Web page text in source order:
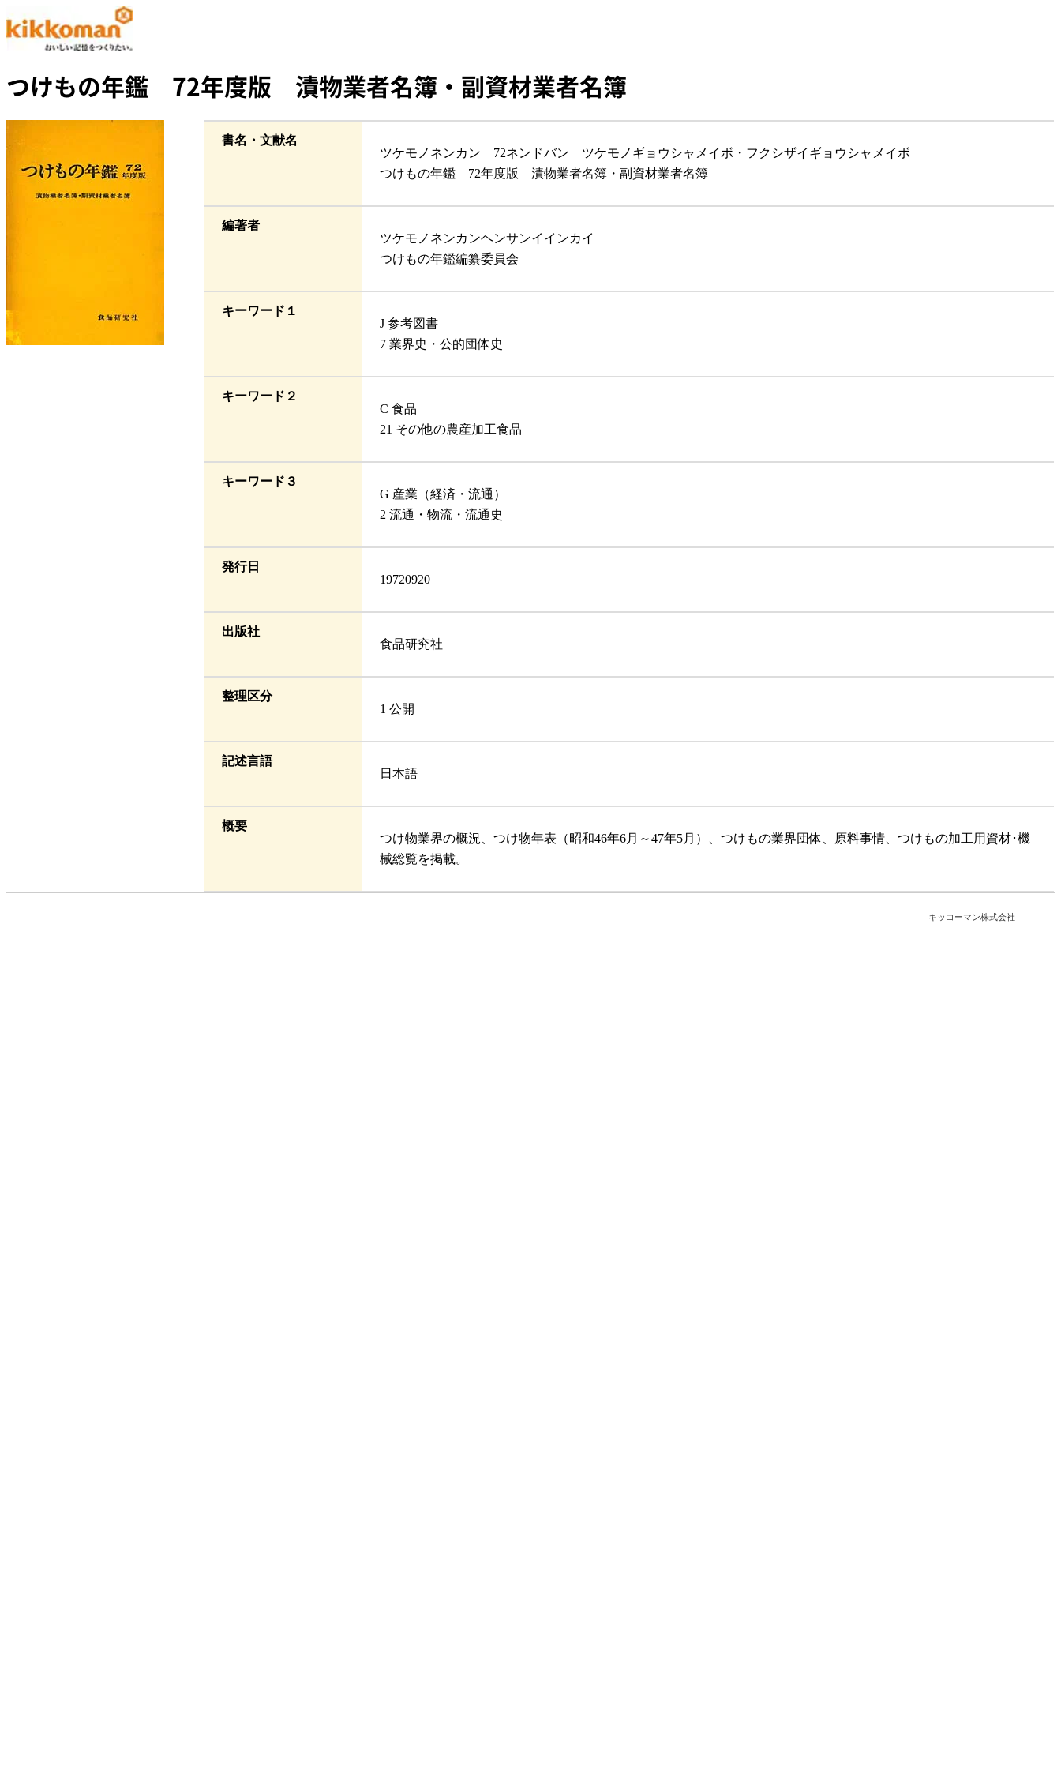
つけもの年鑑 72年度版 漬物業者名簿・副資材業者名簿
書名・文献名
ツケモノネンカン 72ネンドバン ツケモノギョウシャメイボ・フクシザイギョウシャメイボ
つけもの年鑑 72年度版 漬物業者名簿・副資材業者名簿
編著者
ツケモノネンカンヘンサンイインカイ
つけもの年鑑編纂委員会
キーワード１
J 参考図書
7 業界史・公的団体史
キーワード２
C 食品
21 その他の農産加工食品
キーワード３
G 産業（経済・流通）
2 流通・物流・流通史
発行日
19720920
出版社
食品研究社
整理区分
1 公開
記述言語
日本語
概要
つけ物業界の概況、つけ物年表（昭和46年6月～47年5月）、つけもの業界団体、原料事情、つけもの加工用資材･機
械総覧を掲載。
キッコーマン株式会社